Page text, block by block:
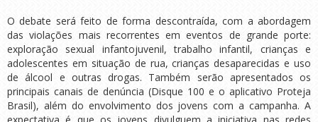
O debate será feito de forma descontraída, com a abordagem
das violações mais recorrentes em eventos de grande porte:
exploração sexual infantojuvenil, trabalho infantil, crianças e
adolescentes em situação de rua, crianças desaparecidas e uso
de álcool e outras drogas. Também serão apresentados os
principais canais de denúncia (Disque 100 e o aplicativo Proteja
Brasil), além do envolvimento dos jovens com a campanha. A